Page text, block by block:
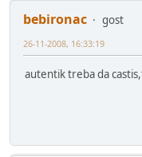
bebironac
gost
26-11-2008, 16:33:19
autentik treba da